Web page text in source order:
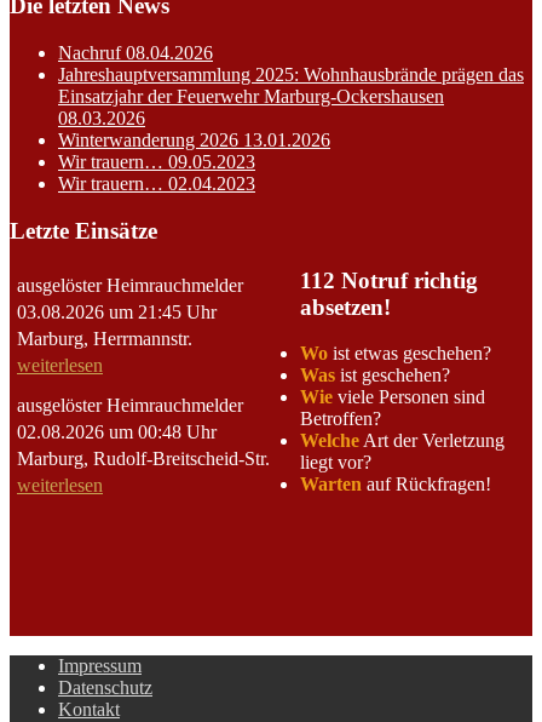
Die letzten News
Nachruf08.04.2026
Jahreshauptversammlung 2025: Wohnhausbrände prägen das
Einsatzjahr der Feuerwehr Marburg-Ockershausen
08.03.2026
Winterwanderung 2026 13.01.2026
Wir trauern… 09.05.2023
Wir trauern… 02.04.2023
Letzte Einsätze
ausgelöster Heimrauchmelder
03.08.2026 um 21:45 Uhr
Marburg, Herrmannstr.
weiterlesen
ausgelöster Heimrauchmelder
02.08.2026 um 00:48 Uhr
Marburg, Rudolf-Breitscheid-Str.
weiterlesen
112 Notruf richtig
absetzen!
Wo ist etwas geschehen?
Was ist geschehen?
Wie viele Personen sind
Betroffen?
Welche Art der Verletzung
liegt vor?
Warten auf Rückfragen!
Impressum
Datenschutz
Kontakt